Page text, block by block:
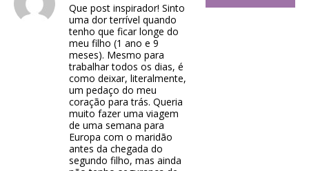
Que post inspirador! Sinto
uma dor terrível quando
tenho que ficar longe do
meu filho (1 ano e 9
meses). Mesmo para
trabalhar todos os dias, é
como deixar, literalmente,
um pedaço do meu
coração para trás. Queria
muito fazer uma viagem
de uma semana para
Europa com o maridão
antes da chegada do
segundo filho, mas ainda